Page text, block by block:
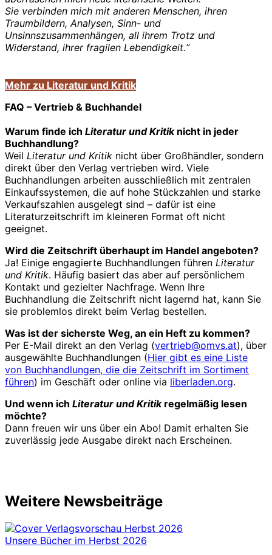
Sie verbinden mich mit anderen Menschen, ihren
Traumbildern, Analysen, Sinn- und
Unsinnszusammenhängen, all ihrem Trotz und
Widerstand, ihrer fragilen Lebendigkeit.“
Mehr zu Literatur und Kritik
FAQ – Vertrieb & Buchhandel
Warum finde ich Literatur und Kritiknicht in jeder
Buchhandlung?
Weil Literatur und Kritik nicht über Großhändler, sondern
direkt über den Verlag vertrieben wird. Viele
Buchhandlungen arbeiten ausschließlich mit zentralen
Einkaufssystemen, die auf hohe Stückzahlen und starke
Verkaufszahlen ausgelegt sind – dafür ist eine
Literaturzeitschrift im kleineren Format oft nicht
geeignet.
Wird die Zeitschrift überhaupt im Handel angeboten?
Ja! Einige engagierte Buchhandlungen führen Literatur
und Kritik. Häufig basiert das aber auf persönlichem
Kontakt und gezielter Nachfrage. Wenn Ihre
Buchhandlung die Zeitschrift nicht lagernd hat, kann Sie
sie problemlos direkt beim Verlag bestellen.
Was ist der sicherste Weg, an ein Heft zu kommen?
Per E-Mail direkt an den Verlag (vertrieb@omvs.at), über
ausgewählte Buchhandlungen (Hier gibt es eine Liste
von Buchhandlungen, die die Zeitschrift im Sortiment
führen) im Geschäft oder online via liberladen.org.
Und wenn ich Literatur und Kritikregelmäßig lesen
möchte?
Dann freuen wir uns über ein Abo! Damit erhalten Sie
zuverlässig jede Ausgabe direkt nach Erscheinen.
Weitere Newsbeiträge
Unsere Bücher im Herbst 2026